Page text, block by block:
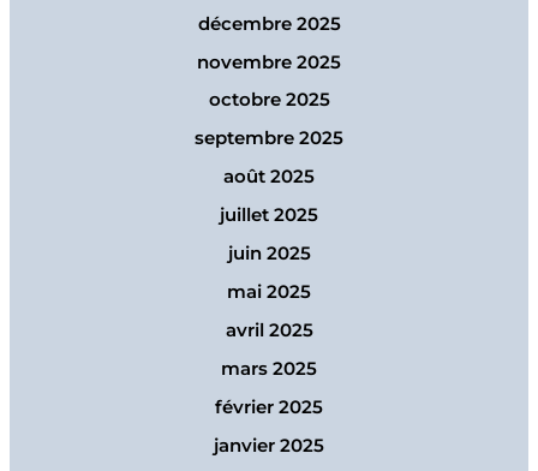
décembre 2025
novembre 2025
octobre 2025
septembre 2025
août 2025
juillet 2025
juin 2025
mai 2025
avril 2025
mars 2025
février 2025
janvier 2025